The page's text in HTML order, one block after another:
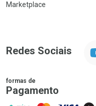
Marketplace
Redes Sociais
formas de
Pagamento